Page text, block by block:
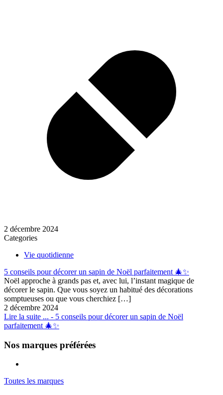
2 décembre 2024
Categories
Vie quotidienne
5 conseils pour décorer un sapin de Noël parfaitement 🎄✨
Noël approche à grands pas et, avec lui, l’instant magique de
décorer le sapin. Que vous soyez un habitué des décorations
somptueuses ou que vous cherchiez […]
2 décembre 2024
Lire la suite ... - 5 conseils pour décorer un sapin de Noël
parfaitement 🎄✨
Nos marques préférées
Toutes les marques